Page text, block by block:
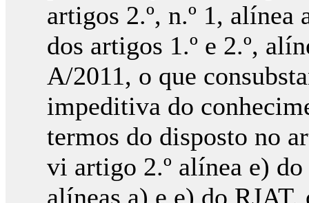
artigos 2.º, n.º 1, alínea
dos artigos 1.º e 2.º,
A/2011, o que
impeditiva do
termos do disposto no
vi artigo 2.º alínea e)
alíneas a) e e) do